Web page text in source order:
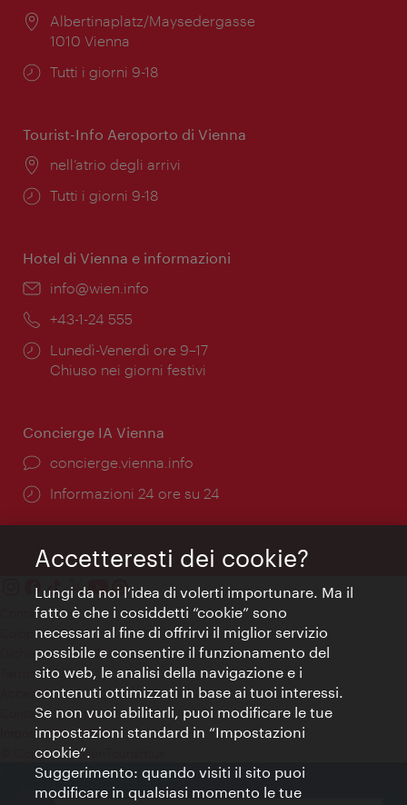
Posizione:
Albertinaplatz/Maysedergasse
1010 Vienna
Orari
Tutti i giorni 9-18
Tourist-Info Aeroporto di Vienna
Posizione:
nell’atrio degli arrivi
Orari
Tutti i giorni 9-18
Hotel di Vienna e informazioni
Email:
info@wien.info
Telefono:
+43-1-24 555
Orari
di
Lunedì-Venerdì ore 9–17
Chiuso nei giorni festivi
Concierge IA Vienna
Ort:
concierge.vienna.info
Öffnungszeiten:
Informazioni 24 ore su 24
Contatti
Colophon
Dichiarazione sulla protezione dei dati
Terms of Use
Accessibilità
Contatto stampa
Impostazioni cookie
© Copyright WienTourismus
Accetteresti dei cookie?
Lungi da noi l’idea di volerti importunare. Ma il
fatto è che i cosiddetti “cookie” sono
necessari al fine di offrirvi il miglior servizio
possibile e consentire il funzionamento del
sito web, le analisi della navigazione e i
contenuti ottimizzati in base ai tuoi interessi.
Se non vuoi abilitarli, puoi modificare le tue
impostazioni standard in “Impostazioni
cookie”.
Suggerimento: quando visiti il sito puoi
modificare in qualsiasi momento le tue